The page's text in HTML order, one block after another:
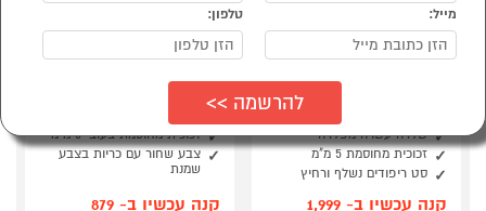
סמן להשוואה
לגינה מראטן מלבורן
שלדה עשויה מפלדה
זכוכית מחוסמת 5 מ"מ
סט ריפודים נשלף ורחיץ
קנה עכשיו ב- 1,999
סמן להשוואה
זכוכית מחוסמת בעובי 5 מ"מ
צבע שחור עם כריות בצבע
שמנת
קנה עכשיו ב- 879
מייל: טלפון: